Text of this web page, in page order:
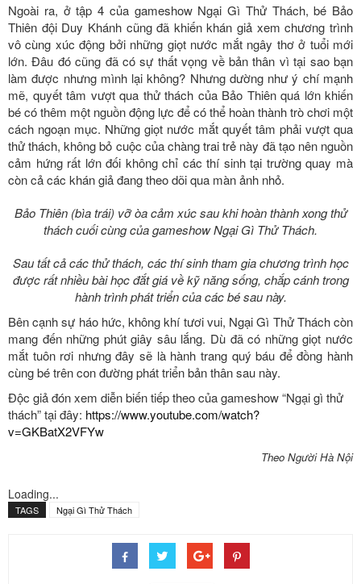
Ngoài ra, ở tập 4 của gameshow Ngại Gì Thử Thách, bé Bảo
Thiên đội Duy Khánh cũng đã khiến khán giả xem chương trình
vô cùng xúc động bởi những giọt nước mắt ngây thơ ở tuổi mới
lớn. Đâu đó cũng đã có sự thất vọng về bản thân vì tại sao bạn
làm được nhưng mình lại không? Nhưng dường như ý chí mạnh
mẽ, quyết tâm vượt qua thử thách của Bảo Thiên quá lớn khiến
bé có thêm một nguồn động lực để có thể hoàn thành trò chơi một
cách ngoạn mục. Những giọt nước mắt quyết tâm phải vượt qua
thử thách, không bỏ cuộc của chàng trai trẻ này đã tạo nên nguồn
cảm hứng rất lớn đối không chỉ các thí sinh tại trường quay mà
còn cả các khán giả đang theo dõi qua màn ảnh nhỏ.
Bảo Thiên (bìa trái) vỡ òa cảm xúc sau khi hoàn thành xong thử
thách cuối cùng của gameshow Ngại Gì Thử Thách.
Sau tất cả các thử thách, các thí sinh tham gia chương trình học
được rất nhiều bài học đắt giá về kỹ năng sống, chắp cánh trong
hành trình phát triển của các bé sau này.
Bên cạnh sự háo hức, không khí tươi vui, Ngại Gì Thử Thách còn
mang đến những phút giây sâu lắng. Dù đã có những giọt nước
mắt tuôn rơi nhưng đây sẽ là hành trang quý báu để đồng hành
cùng bé trên con đường phát triển bản thân sau này.
Độc giả đón xem diễn biến tiếp theo của gameshow “Ngại gì thử
thách” tại đây: https://www.youtube.com/watch?
v=GKBatX2VFYw
Theo Người Hà Nội
Loading...
TAGS Ngại Gì Thử Thách